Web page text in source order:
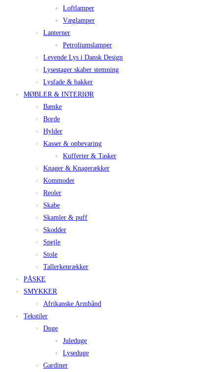
Loftlamper
Væglamper
Lanterner
Petroliumslamper
Levende Lys i Dansk Design
Lysestager skaber stemning
Lysfade & bakker
MØBLER & INTERIØR
Bænke
Borde
Hylder
Kasser & opbevaring
Kufferter & Tasker
Knager & Knagerækker
Kommoder
Reoler
Skabe
Skamler & puff
Skodder
Spejle
Stole
Tallerkenrækker
PÅSKE
SMYKKER
Afrikanske Armbånd
Tekstiler
Duge
Juleduge
Lyseduge
Gardiner